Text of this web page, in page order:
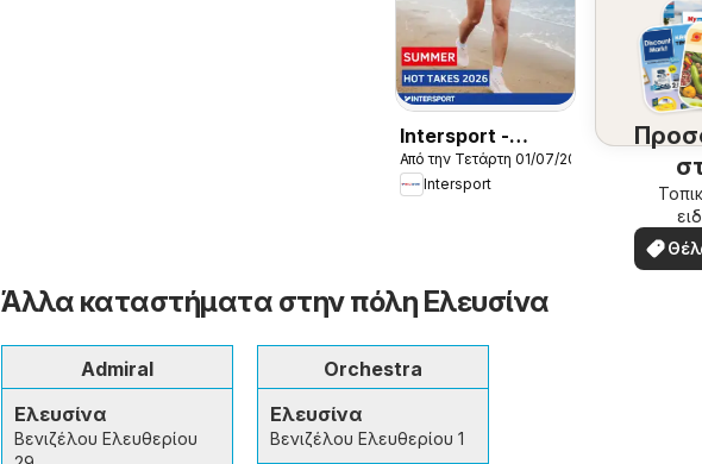
Intersport -
Kατάλογος
7/2026
Από την Τετάρτη 01/07/2026
Intersport
δω
Άλλα καταστήματα στην πόλη Ελευσίνα
Admiral
Ελευσίνα
Βενιζέλου Ελευθερίου
Orchestra
Ελευσίνα
Βενιζέλου Ελευθερίου 1